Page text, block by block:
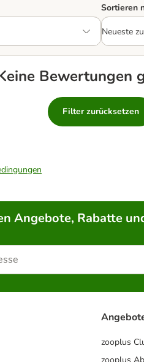
Sortieren
Bewertungen
Filter zurücksetzen
Angebote, Rabatte
zooplus